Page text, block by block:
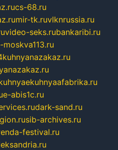
cs-68.ru
mir-tk.ruvlknrussia.ru
video-seks.rubankaribi.ru
e-abis1c.ru
dark-sand.ru
sib-archives.ru
festival.ru